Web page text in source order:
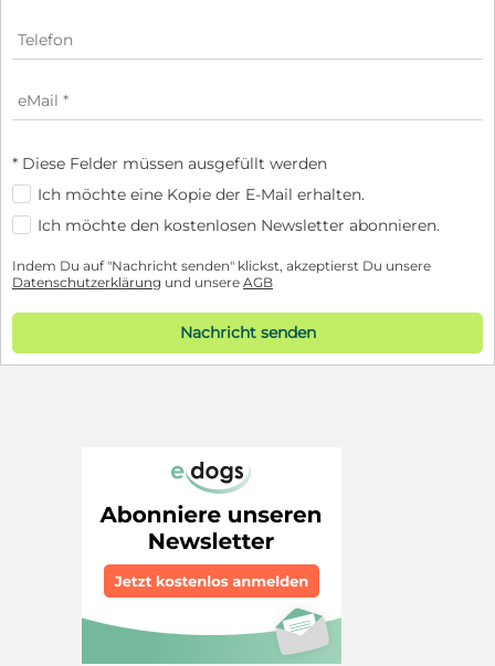
* Diese Felder müssen ausgefüllt werden
Ich möchte eine Kopie der E-Mail erhalten.
Ich möchte den kostenlosen Newsletter abonnieren.
Indem Du auf "Nachricht senden" klickst, akzeptierst Du unsere
Datenschutzerklärung und unsere AGB
Nachricht senden